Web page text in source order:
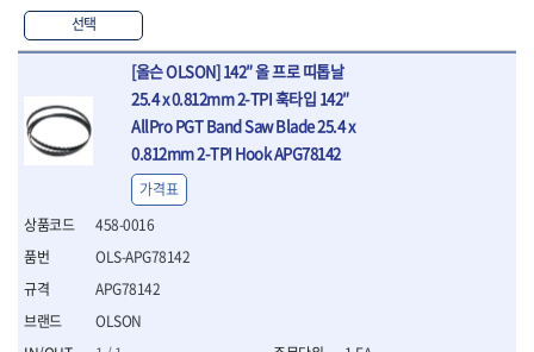
- 철공끌
원예.사무용품
- 전지가위
- 정글칼
- 전정톱
- 고지톱
- 안전커터칼
- 휠메저
- 마킹
선택
[올슨 OLSON] 142″ 올 프로 띠톱날
25.4 x 0.812mm 2-TPI 훅타입 142″
AllPro PGT Band Saw Blade 25.4 x
0.812mm 2-TPI Hook APG78142
458-0016
OLSON
OLS-APG78142
APG78142
가격표